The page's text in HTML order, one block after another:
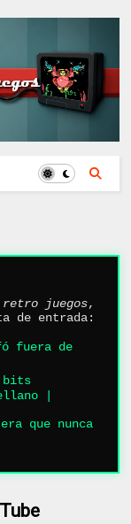
retro juegos,
de entrada:
fuera de
bits
|
que nunca